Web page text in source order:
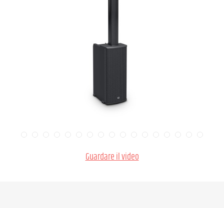
Guardare il video